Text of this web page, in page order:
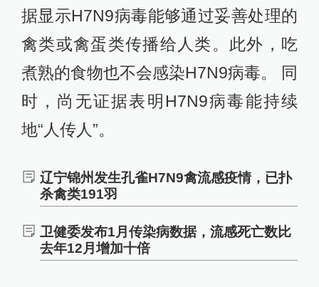
据显示H7N9病毒能够通过妥善处理的
禽类或禽蛋类传播给人类。此外，吃
煮熟的食物也不会感染H7N9病毒。 同
时，尚无证据表明H7N9病毒能持续
地“人传人”。
辽宁锦州发生孔雀H7N9禽流感疫情，已扑
杀禽类191羽
卫健委发布1月传染病数据，流感死亡数比
去年12月增加十倍